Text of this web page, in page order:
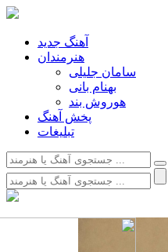
آهنگ جدید
هنرمندان
سامان جلیلی
بهنام بانی
هوروش بند
پخش آهنگ
تبلیغات